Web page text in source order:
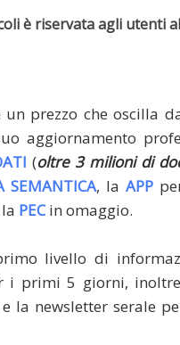
è riservata agli utenti
prezzo che oscilla
aggiornamento
(oltre 3 milioni di
SEMANTICA, la APP
PECin omaggio.
livello di
i primi 5 giorni,
la newsletter serale